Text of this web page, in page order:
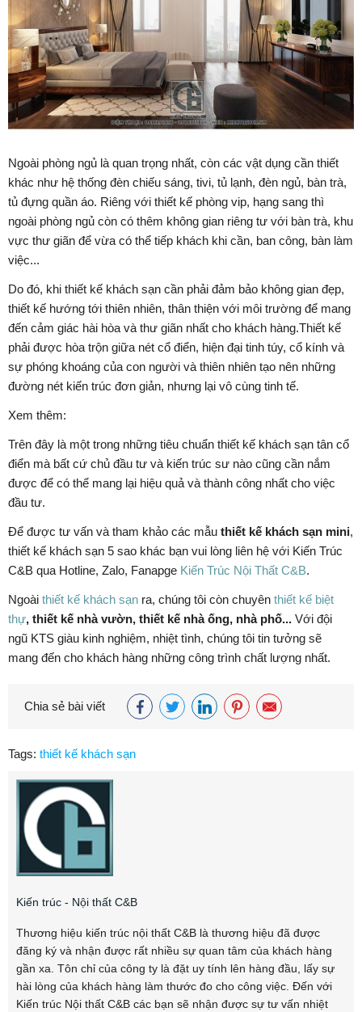
Ngoài phòng ngủ là quan trọng nhất, còn các vật dụng cần thiết
khác như hệ thống đèn chiếu sáng, tivi, tủ lạnh, đèn ngủ, bàn trà,
tủ đựng quần áo. Riêng với thiết kế phòng vip, hạng sang thì
ngoài phòng ngủ còn có thêm không gian riêng tư với bàn trà, khu
vực thư giãn để vừa có thể tiếp khách khi cần, ban công, bàn làm
việc...
Do đó, khi thiết kế khách sạn cần phải đảm bảo không gian đẹp,
thiết kế hướng tới thiên nhiên, thân thiện với môi trường để mang
đến cảm giác hài hòa và thư giãn nhất cho khách hàng.Thiết kế
phải được hòa trộn giữa nét cổ điển, hiện đại tinh túy, cổ kính và
sự phóng khoáng của con người và thiên nhiên tạo nên những
đường nét kiến trúc đơn giản, nhưng lại vô cùng tinh tế.
Xem thêm:
Trên đây là một trong những tiêu chuẩn thiết kế khách sạn tân cổ
điển mà bất cứ chủ đầu tư và kiến trúc sư nào cũng cần nắm
được để có thể mang lại hiệu quả và thành công nhất cho việc
đầu tư.
Để được tư vấn và tham khảo các mẫu thiết kế khách sạn mini,
thiết kế khách sạn 5 sao khác bạn vui lòng liên hệ với Kiến Trúc
C&B qua Hotline, Zalo, Fanapge Kiến Trúc Nội Thất C&B.
Ngoài thiết kế khách sạn ra, chúng tôi còn chuyên thiết kế biệt
thự, thiết kế nhà vườn, thiết kế nhà ống, nhà phố... Với đội
ngũ KTS giàu kinh nghiệm, nhiệt tình, chúng tôi tin tưởng sẽ
mang đến cho khách hàng những công trình chất lượng nhất.
Chia sẻ bài viết
Tags: thiết kế khách sạn
Kiến trúc - Nội thất C&B
Thương hiệu kiến trúc nội thất C&B là thương hiệu đã được
đăng ký và nhận được rất nhiều sự quan tâm của khách hàng
gần xa. Tôn chỉ của công ty là đặt uy tính lên hàng đầu, lấy sự
hài lòng của khách hàng làm thước đo cho công việc. Đến với
Kiến trúc Nội thất C&B các bạn sẽ nhận được sự tư vấn nhiệt